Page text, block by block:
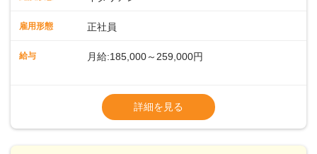
品発注、食数管理も担当していただきます。各時間帯スタッ
や育成業務もあるため、スキルアップを目指せます。お産前
雇用形態 正社員
給与 月給:185,000～259,000円
※試用期間3か月間（期間中、給与待遇変更
なし）
※経験年数を考慮の上、決定します。＜年収
例＞300万円~420万円 （賞与年3回を含む）
詳細を見る